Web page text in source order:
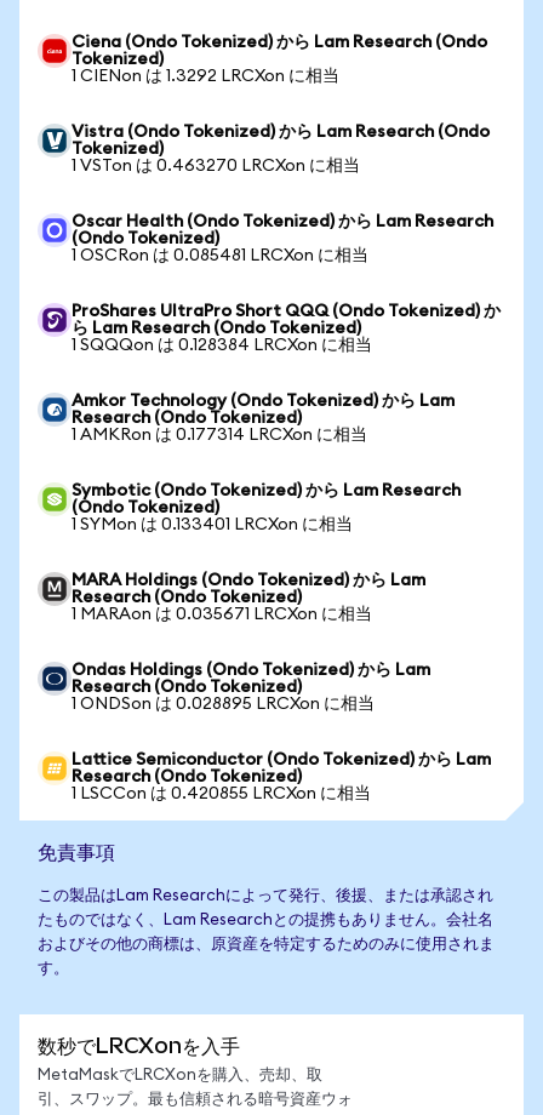
Ciena (Ondo Tokenized) から Lam Research (Ondo
Tokenized)
1 CIENon は 1.3292 LRCXon に相当
Vistra (Ondo Tokenized) から Lam Research (Ondo
Tokenized)
1 VSTon は 0.463270 LRCXon に相当
Oscar Health (Ondo Tokenized) から Lam Research
(Ondo Tokenized)
1 OSCRon は 0.085481 LRCXon に相当
ProShares UltraPro Short QQQ (Ondo Tokenized) か
ら Lam Research (Ondo Tokenized)
1 SQQQon は 0.128384 LRCXon に相当
Amkor Technology (Ondo Tokenized) から Lam
Research (Ondo Tokenized)
1 AMKRon は 0.177314 LRCXon に相当
Symbotic (Ondo Tokenized) から Lam Research
(Ondo Tokenized)
1 SYMon は 0.133401 LRCXon に相当
MARA Holdings (Ondo Tokenized) から Lam
Research (Ondo Tokenized)
1 MARAon は 0.035671 LRCXon に相当
Ondas Holdings (Ondo Tokenized) から Lam
Research (Ondo Tokenized)
1 ONDSon は 0.028895 LRCXon に相当
Lattice Semiconductor (Ondo Tokenized) から Lam
Research (Ondo Tokenized)
1 LSCCon は 0.420855 LRCXon に相当
免責事項
この製品はLam Researchによって発行、後援、または承認され
たものではなく、Lam Researchとの提携もありません。会社名
およびその他の商標は、原資産を特定するためのみに使用されま
す。
数秒でLRCXonを入手
MetaMaskでLRCXonを購入、売却、取
引、スワップ。最も信頼される暗号資産ウォ